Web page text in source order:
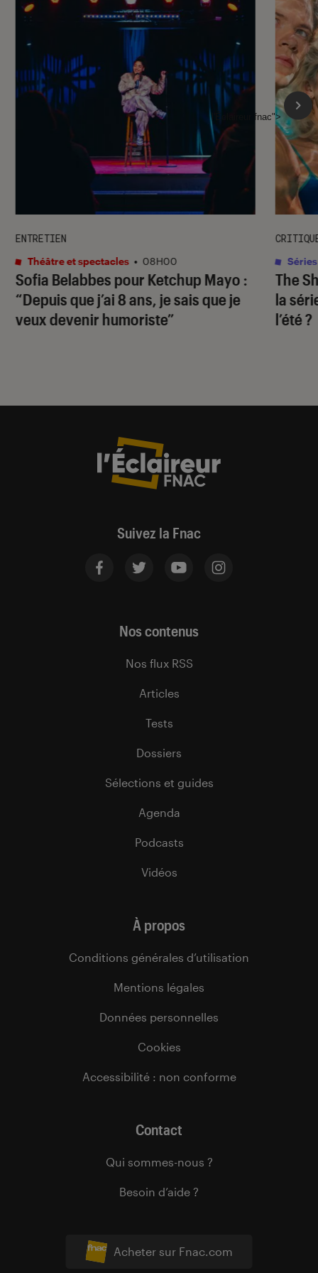
Sofia Belabbes pour Ketchup Mayo :
“Depuis que j’ai 8 ans, je sais que je
veux devenir humoriste”
ENTRETIEN
Théâtre et spectacles • 08H00
The
la
l’été ?
Séries
l'Éclaireur fnac">
Suivez la Fnac
Acheter sur Fnac.com
Nos contenus
Nos flux RSS
Articles
Tests
Dossiers
Sélections et guides
Agenda
Podcasts
Vidéos
À propos
Conditions générales d’utilisation
Mentions légales
Données personnelles
Cookies
Accessibilité : non conforme
Contact
Qui sommes-nous ?
Besoin d’aide ?